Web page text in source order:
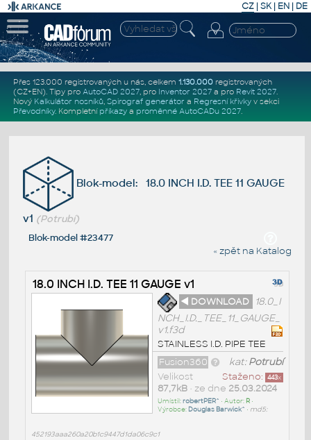
CZ | SK| EN | DE
Přes 123.000 registrovaných u nás, celkem 1.130.000registrovaných
(CZ+EN). Tipy pro AutoCAD 2027, pro Inventor 2027a pro Revit 2027.
Nový Kalkulátor nosníků, Spirograf generátor a Regresní křivkyv sekci
Převodníky. Kompletní příkazya proměnné AutoCADu 2027.
Blok-model: 18.0 INCH I.D. TEE 11 GAUGE
v1 (Potrubí)
Blok-model #23477
« zpět na Katalog
18.0 INCH I.D. TEE 11 GAUGE v1
◄ DOWNLOAD
18.0_I
NCH_I.D._TEE_11_GAUGE_
v1.f3d
STAINLESS I.D. PIPE TEE
kat:Potrubí
Fusion360
Staženo: 443x
Velikost
87,7kB• ze dne 25.03.2024
Umístil:robertPER^ • Autor: R•
Výrobce: Douglas Barwick^ • md5:
452193aaa260a20b1c9447d1da06c9c1